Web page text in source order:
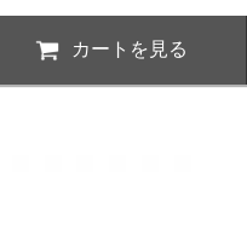
カートを見る